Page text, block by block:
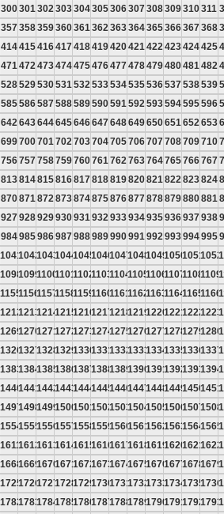
300301 302 303304305306307308309310311
357358359360361 362 363364365366367368
414415416417418419420421 422 423424425
471 472 473474475476477478479480481 482
528529530531 532 533534535536537538539
585586587588589590591 592 593594595596
642 643644645646647648649650651 652 653
699700701 702 703704705706707708709710
756757758759760761 762 763764765766767
813814815816817818819820821 822 823824
870871 872 873874875876877878879880881
927928929930931 932 933934935936937938
984985986987988989990991 992 993994995
104110421043104410451046104710481049105010511052
109810991100110111021103110411051106110711081109
115511561157115811591160116111621163116411651166
121212131214121512161217121812191220122112221223
126912701271127212731274127512761277127812791280
132613271328132913301331133213331334133513361337
138313841385138613871388138913901391139213931394
144014411442144314441445144614471448144914501451
149714981499150015011502150315041505150615071508
155415551556155715581559156015611562156315641565
161116121613161416151616161716181619162016211622
166816691670167116721673167416751676167716781679
172517261727172817291730173117321733173417351736
178217831784178517861787178817891790179117921793